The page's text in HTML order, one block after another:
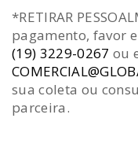
*RETIRAR
pagamento, favor
(19) 3229-0267 ou
sua coleta ou
parceira.